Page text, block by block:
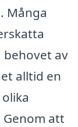
Många
av
alltid en
att